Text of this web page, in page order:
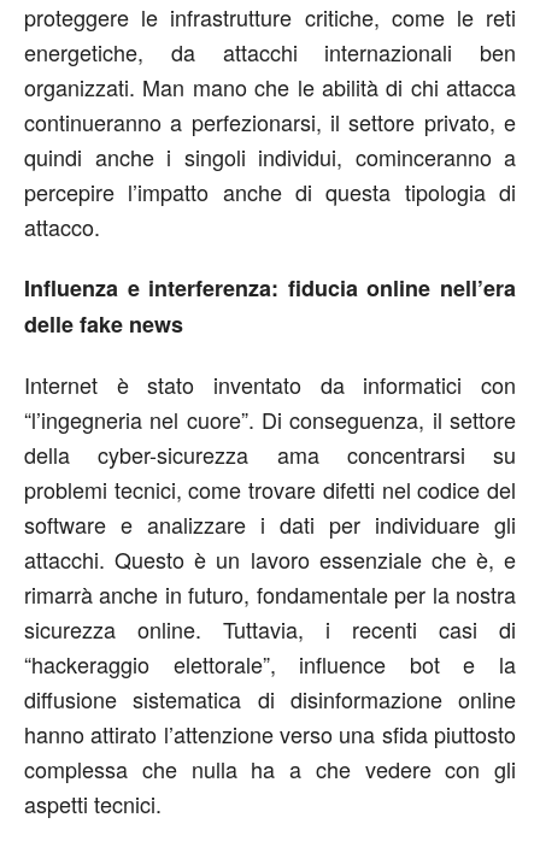
proteggere le infrastrutture critiche, come le reti
energetiche, da attacchi internazionali ben
organizzati. Man mano che le abilità di chi attacca
continueranno a perfezionarsi, il settore privato, e
quindi anche i singoli individui, cominceranno a
percepire l’impatto anche di questa tipologia di
attacco.
Influenza e interferenza: fiducia online nell’era
delle fake news
Internet è stato inventato da informatici con
“l’ingegneria nel cuore”. Di conseguenza, il settore
della cyber-sicurezza ama concentrarsi su
problemi tecnici, come trovare difetti nel codice del
software e analizzare i dati per individuare gli
attacchi. Questo è un lavoro essenziale che è, e
rimarrà anche in futuro, fondamentale per la nostra
sicurezza online. Tuttavia, i recenti casi di
“hackeraggio elettorale”, influence bot e la
diffusione sistematica di disinformazione online
hanno attirato l’attenzione verso una sfida piuttosto
complessa che nulla ha a che vedere con gli
aspetti tecnici.